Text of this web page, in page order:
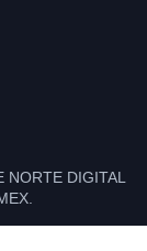
DIGITAL